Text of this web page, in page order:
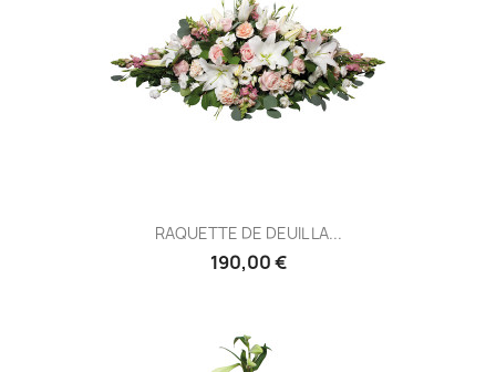
RAQUETTE DE DEUIL LA...
190,00 €